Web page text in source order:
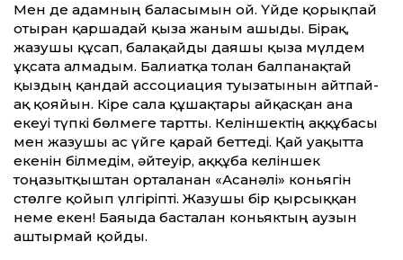
Мен де адамның баласымын ғой. Үйде қорықпай
отырған қаршадай қызға жаным ашыды. Бірақ,
жазушы құсап, балақайды даяшы қызға мүлдем
ұқсата алмадым. Балиғатқа толған балпанақтай
қыздың қандай ассоциация туғызатынын айтпай-
ақ қояйын. Кіре сала құшақтары айқасқан ана
екеуі түпкі бөлмеге тартты. Келіншектің аққұбасы
мен жазушы ас үйге қарай беттеді. Қай уақытта
екенін білмедім, әйтеуір, аққұба келіншек
тоңазытқыштан орталанған «Асанәлі» коньягін
стөлге қойып үлгіріпті. Жазушы бір қырсыққан
неме екен! Баяғыда басталған коньяктың аузын
аштырмай қойды.